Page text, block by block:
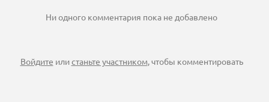
Ни одного комментария пока не добавлено
Войдите илистаньте участником, чтобы комментировать